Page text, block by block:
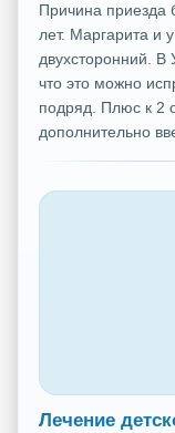
Причина приезда
лет. Маргарита и
двухсторонний. В
что это можно
подряд. Плюс к 2
дополнительно
Лечение